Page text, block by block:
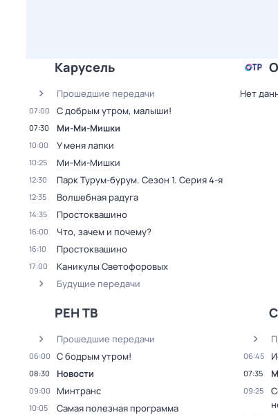
Карусель
Прошедшие передачи
07:00 С добрым утром, малыши!
07:30 Ми-Ми-Мишки
10:00 У меня лапки
10:25 Ми-Ми-Мишки
12:30 Парк Турум-бурум. Сезон 1. Серия 4-я
12:35 Волшебная радуга
14:35 Простоквашино
16:00 Что, зачем и почему?
16:10 Простоквашино
17:00
Каникулы Светофоровых
Будущие передачи
Нет
РЕН ТВ
Прошедшие передачи
06:00 С бодрым утром!
08:30 Новости
09:00 Минтранс
10:05 Самая полезная программа
06:45
07:35
09:25